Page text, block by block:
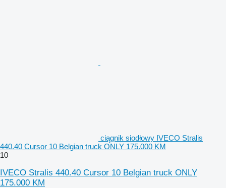
ciągnik siodłowy IVECO Stralis
440.40 Cursor 10 Belgian truck ONLY 175.000 KM
10
IVECO Stralis 440.40 Cursor 10 Belgian truck ONLY
175.000 KM